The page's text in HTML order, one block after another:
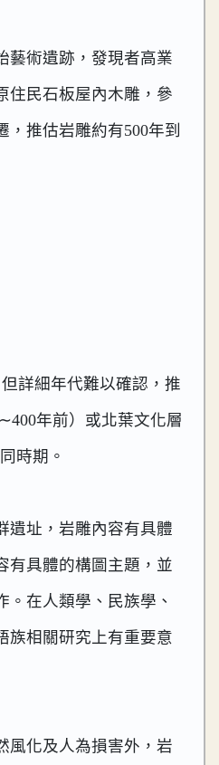
藝術遺跡，發現者高業
住民石板屋內木雕，參
，推估岩雕約有500年到
詳細年代難以確認，推
年前）或北葉文化層
時期。
遺址，岩雕內容有具體
有具體的構圖主題，並
。在人類學、民族學、
族相關研究上有重要意
風化及人為損害外，岩